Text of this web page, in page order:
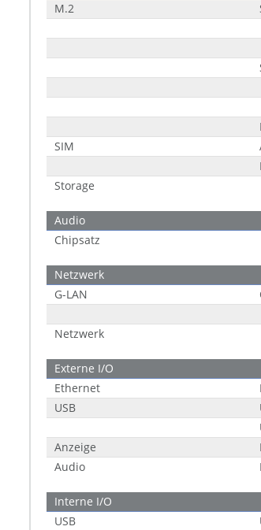
M.2
SIM
Storage
Audio
Chipsatz
Netzwerk
G-LAN
Netzwerk
Externe I/O
Ethernet
USB
Anzeige
Audio
Interne I/O
USB